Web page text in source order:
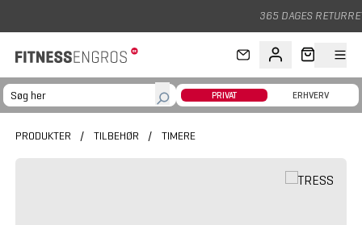
365 DAGES RETURRET
PRIVAT ERHVERV
PRODUKTER / TILBEHØR / TIMERE